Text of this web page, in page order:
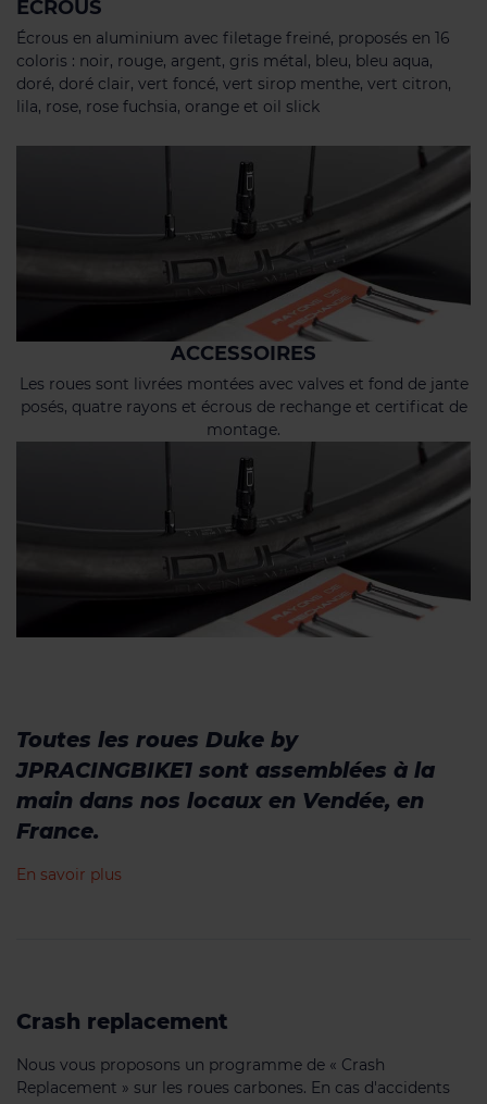
ÉCROUS
Écrous en aluminium avec filetage freiné, proposés en 16
coloris : noir, rouge, argent, gris métal, bleu, bleu aqua,
doré, doré clair, vert foncé, vert sirop menthe, vert citron,
lila, rose, rose fuchsia, orange et oil slick
ACCESSOIRES
Les roues sont livrées montées avec valves et fond de jante
posés, quatre rayons et écrous de rechange et certificat de
montage.
Toutes les roues Duke by
JPRACINGBIKE1 sont assemblées à la
main dans nos locaux en Vendée, en
France.
En savoir plus
Crash replacement
Nous vous proposons un programme de « Crash
Replacement » sur les roues carbones. En cas d'accidents